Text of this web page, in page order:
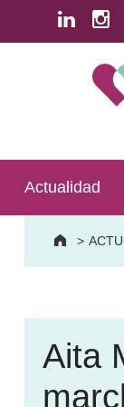
Saltar al
Saltar al pie de
Actualidad
>
Aita